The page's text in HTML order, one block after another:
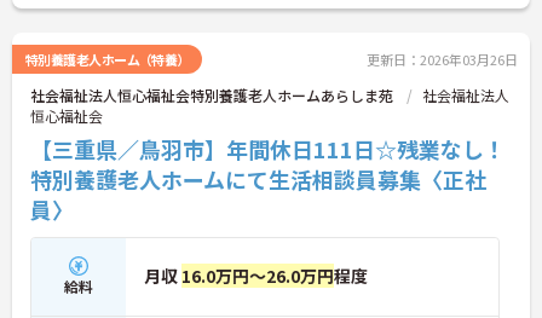
特別養護老人ホーム（特養） 更新日：2026年03月26日
社会福祉法人恒心福祉会特別養護老人ホームあらしま苑
社会福祉法人
恒心福祉会
【三重県／鳥羽市】年間休日111日☆残業なし！
特別養護老人ホームにて生活相談員募集〈正社
員〉
給料 月収 16.0万円～26.0万円程度